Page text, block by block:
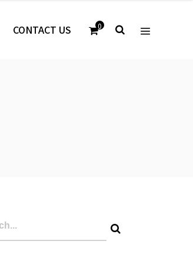
CONTACT US 0